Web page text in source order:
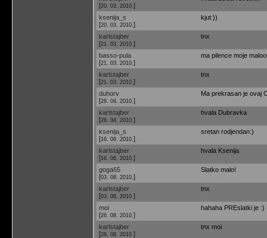
[20. 03. 2010. ]
ksenija_s
[20. 03. 2010. ]
kjut:))
karlstajber
[21. 03. 2010. ]
tnx
basso-pula
[21. 03. 2010. ]
ma pilence moje
karlstajber
[21. 03. 2010. ]
tnx
duhorv
[28. 04. 2010. ]
Ma prekrasan je ovaj
karlstajber
[28. 04. 2010. ]
hvala Dubravka
ksenija_s
[16. 06. 2010. ]
sretan rodjendan:)
karlstajber
[16. 06. 2010. ]
hvala Ksenija
goga65
[03. 08. 2010. ]
Slatko malo!
karlstajber
[03. 08. 2010. ]
tnx
moi
[26. 08. 2010. ]
hahaha PREslatki je :)
karlstajber
[26. 08. 2010. ]
tnx moi